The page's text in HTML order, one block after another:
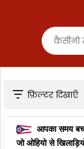
फ़िल्टर दिखाएँ
आपका समय
जोओहियोसे